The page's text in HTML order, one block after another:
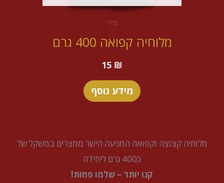
כללי
מלוחיה קפואה 400 גרם
15 ₪
מידע נוסף
מלוחיה קצוצה וקפואה המגיעה הישר ממצרים במשקל של
כ400 גרם ליחידה
קנו יותר – שלמו פחות!